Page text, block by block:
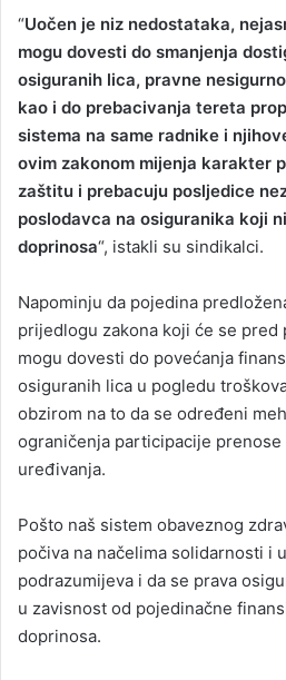
“Uočen je niz nedostataka,
mogu dovesti do smanjenja
osiguranih lica, pravne
kao i do prebacivanja tereta
sistema na same radnike i
ovim zakonom mijenja karakter
zaštitu i prebacuju posljedice
poslodavca na osiguranika koji
doprinosa“, istakli su sindikalci.
Napominju da pojedina
prijedlogu zakona koji će se pred
mogu dovesti do povećanja
osiguranih lica u pogledu
obzirom na to da se određeni
ograničenja participacije
uređivanja.
Pošto naš sistem obaveznog
počiva na načelima solidarnosti i
podrazumijeva i da se prava
u zavisnost od pojedinačne
doprinosa.